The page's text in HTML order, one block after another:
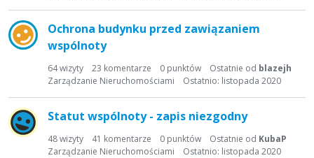
Ochrona budynku przed zawiązaniem
wspólnoty
64wizyty 23 komentarze 0 punktów Ostatnie od blazejh
Ostatnio: listopada 2020
Zarządzanie Nieruchomościami
Statut wspólnoty - zapis niezgodny
48wizyty 41 komentarze 0 punktów Ostatnie od KubaP
Ostatnio: listopada 2020
Zarządzanie Nieruchomościami